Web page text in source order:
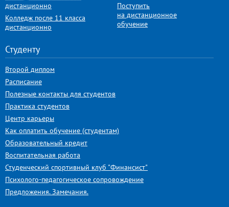
дистанционно
Колледж после 11 класса
дистанционно
Поступить
на дистанционное
обучение
Студенту
Второй диплом
Расписание
Полезные контакты для студентов
Практика студентов
Центр карьеры
Как оплатить обучение (студентам)
Образовательный кредит
Воспитательная работа
Студенческий спортивный клуб "Финансист"
Психолого-педагогическое сопровождение
Предложения. Замечания.